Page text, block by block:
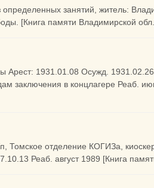
занятий, житель:
[Книга памяти Владимирской
Арест: 1931.01.08 Осужд.
заключения в концлагере Реаб.
отделение КОГИЗа,
Реаб. август 1989 [Книга